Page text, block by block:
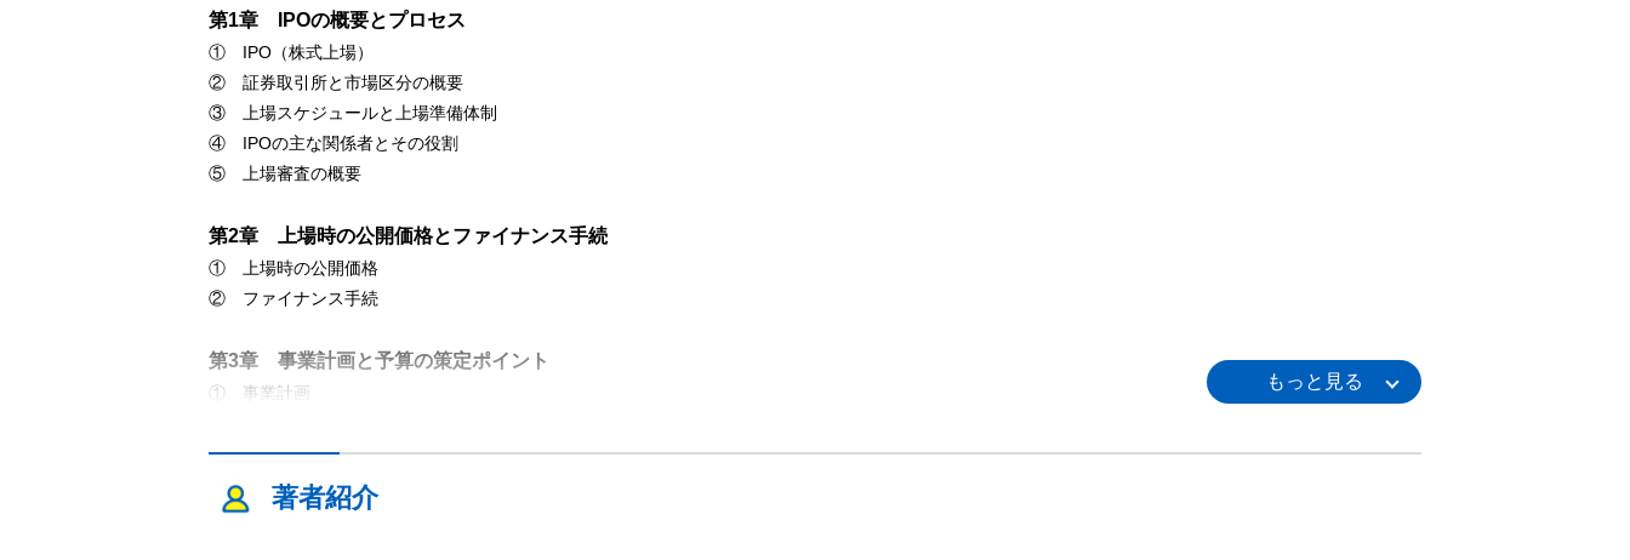
第1章 IPOの概要とプロセス
① IPO（株式上場）
② 証券取引所と市場区分の概要
③ 上場スケジュールと上場準備体制
④ IPOの主な関係者とその役割
⑤ 上場審査の概要
第2章 上場時の公開価格とファイナンス手続
① 上場時の公開価格
② ファイナンス手続
第3章 事業計画と予算の策定ポイント
① 事業計画
第4章 資本政策の手法と個別論点
① 資本政策の手法と留意点
著者紹介